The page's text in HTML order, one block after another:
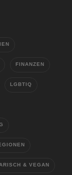
FINANZEN
LGBTIQ
& VEGAN